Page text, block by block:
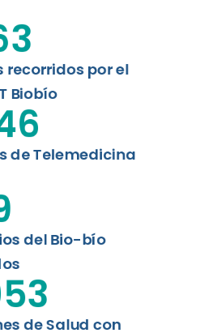
recorridos por el
Biobío
de Telemedicina
del Bio-bío
de Salud con